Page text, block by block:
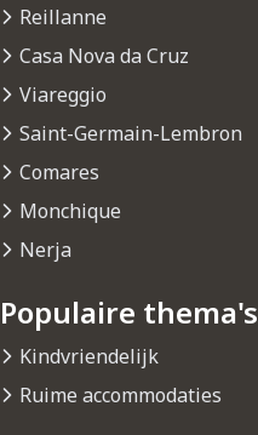
Reillanne
Casa Nova da Cruz
Viareggio
Saint-Germain-Lembron
Comares
Monchique
Nerja
Populaire thema's
Kindvriendelijk
Ruime accommodaties